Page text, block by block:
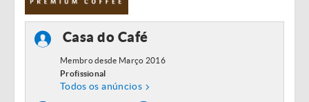
Casa do Café
Membro desde Março 2016
Profissional
Todos os anúncios